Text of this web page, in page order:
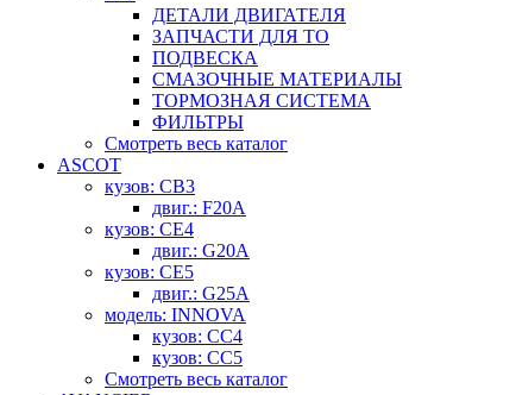
ДЕТАЛИ ДВИГАТЕЛЯ
ЗАПЧАСТИ ДЛЯ ТО
ПОДВЕСКА
СМАЗОЧНЫЕ МАТЕРИАЛЫ
ТОРМОЗНАЯ СИСТЕМА
ФИЛЬТРЫ
Смотреть весь каталог
ASCOT
кузов: CB3
двиг.: F20A
кузов: CE4
двиг.: G20A
кузов: CE5
двиг.: G25A
модель: INNOVA
кузов: CC4
кузов: CC5
Смотреть весь каталог